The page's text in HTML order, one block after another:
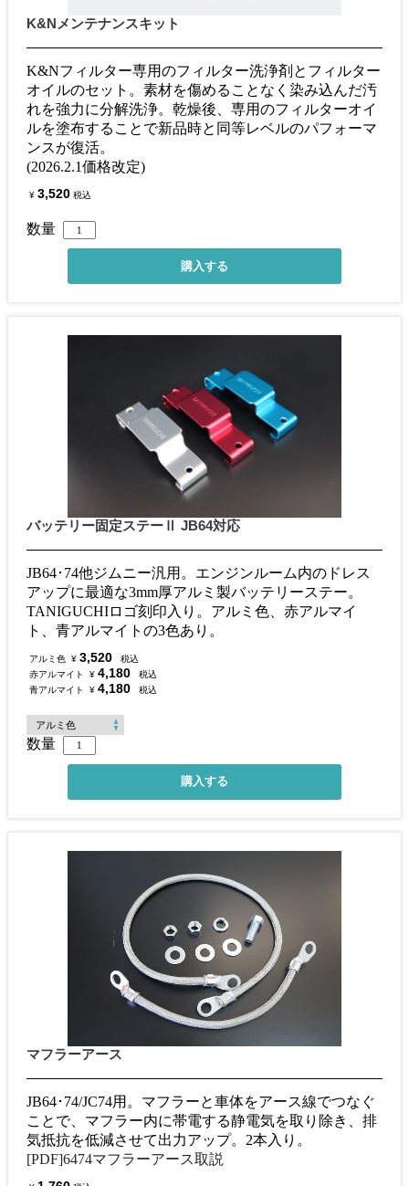
K&Nメンテナンスキット
K&Nフィルター専用のフィルター洗浄剤とフィルター
オイルのセット。素材を傷めることなく染み込んだ汚
れを強力に分解洗浄。乾燥後、専用のフィルターオイ
ルを塗布することで新品時と同等レベルのパフォーマ
ンスが復活。
(2026.2.1価格改定)
¥ 3,520 税込
数量
バッテリー固定ステーⅡ JB64対応
JB64･74他ジムニー汎用。エンジンルーム内のドレス
アップに最適な3mm厚アルミ製バッテリーステー。
TANIGUCHIロゴ刻印入り。アルミ色、赤アルマイ
ト、青アルマイトの3色あり。
アルミ色 ¥ 3,520
税込
赤アルマイト
¥ 4,180
税込
青アルマイト
¥ 4,180 税込
数量
マフラーアース
JB64･74/JC74用。マフラーと車体をアース線でつなぐ
ことで、マフラー内に帯電する静電気を取り除き、排
気抵抗を低減させて出力アップ。2本入り。
[PDF]6474マフラーアース取説